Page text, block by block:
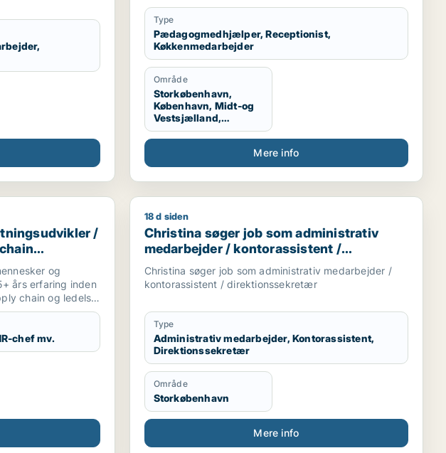
work in retail, restaurants, kitchen or in cleaning.
Type
Pædagogmedhjælper, Receptionist,
Køkkenmedarbejder
Område
Storkøbenhavn,
København, Midt-og
Vestsjælland,
Sydsjælland
Mere info
/ direktør / hr-chef / supply chain management /
/
og
års erfaring inden
chain og ledelse
gennem
og
Min styrke er at se
processer og
enkle løsninger,
en strategisk
at udvikle
eksekvering,
i centrum.
chef mv.
Christina søger job som administrativ medarbejder /
18 d siden
Christina søger job som administrativ
medarbejder / kontorassistent /
direktionssekretær
Christina søger job som administrativ medarbejder /
kontorassistent / direktionssekretær
Type
Administrativ medarbejder, Kontorassistent,
Direktionssekretær
Område
Storkøbenhavn
Mere info